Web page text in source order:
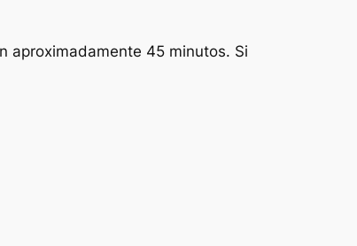
aproximadamente 45 minutos. Si